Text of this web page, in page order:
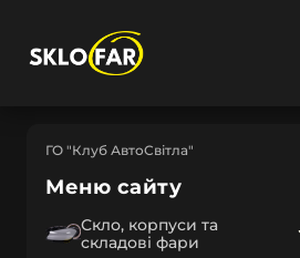
ГО "Клуб АвтоСвітла"
Меню сайту
Скло, корпуси та
складові фари